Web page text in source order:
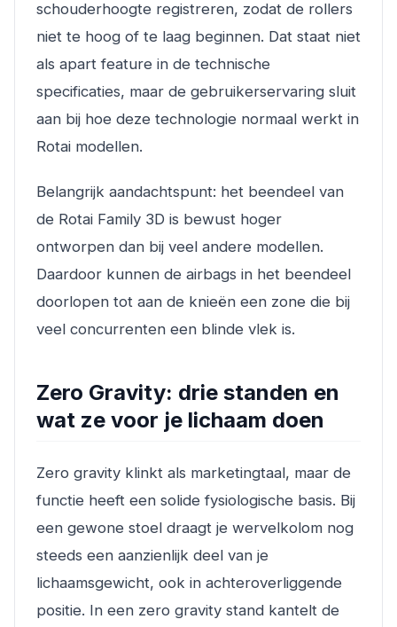
schouderhoogte registreren, zodat de rollers
niet te hoog of te laag beginnen. Dat staat niet
als apart feature in de technische
specificaties, maar de gebruikerservaring sluit
aan bij hoe deze technologie normaal werkt in
Rotai modellen.
Belangrijk aandachtspunt: het beendeel van
de Rotai Family 3D is bewust hoger
ontworpen dan bij veel andere modellen.
Daardoor kunnen de airbags in het beendeel
doorlopen tot aan de knieën een zone die bij
veel concurrenten een blinde vlek is.
Zero Gravity: drie standen en
wat ze voor je lichaam doen
Zero gravity klinkt als marketingtaal, maar de
functie heeft een solide fysiologische basis. Bij
een gewone stoel draagt je wervelkolom nog
steeds een aanzienlijk deel van je
lichaamsgewicht, ook in achteroverliggende
positie. In een zero gravity stand kantelt de